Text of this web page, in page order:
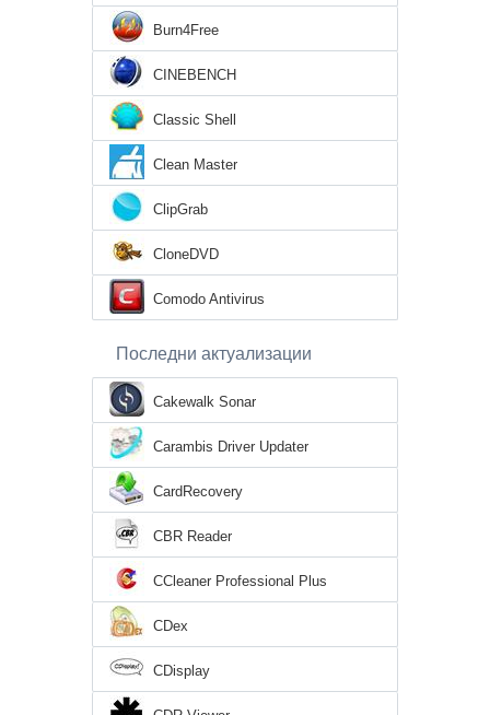
Burn4Free
CINEBENCH
Classic Shell
Clean Master
ClipGrab
CloneDVD
Comodo Antivirus
Последни актуализации
Cakewalk Sonar
Carambis Driver Updater
CardRecovery
CBR Reader
CCleaner Professional Plus
CDex
CDisplay